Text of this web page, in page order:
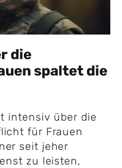
die
spaltet die
intensiv über die
für Frauen
seit jeher
zu leisten,